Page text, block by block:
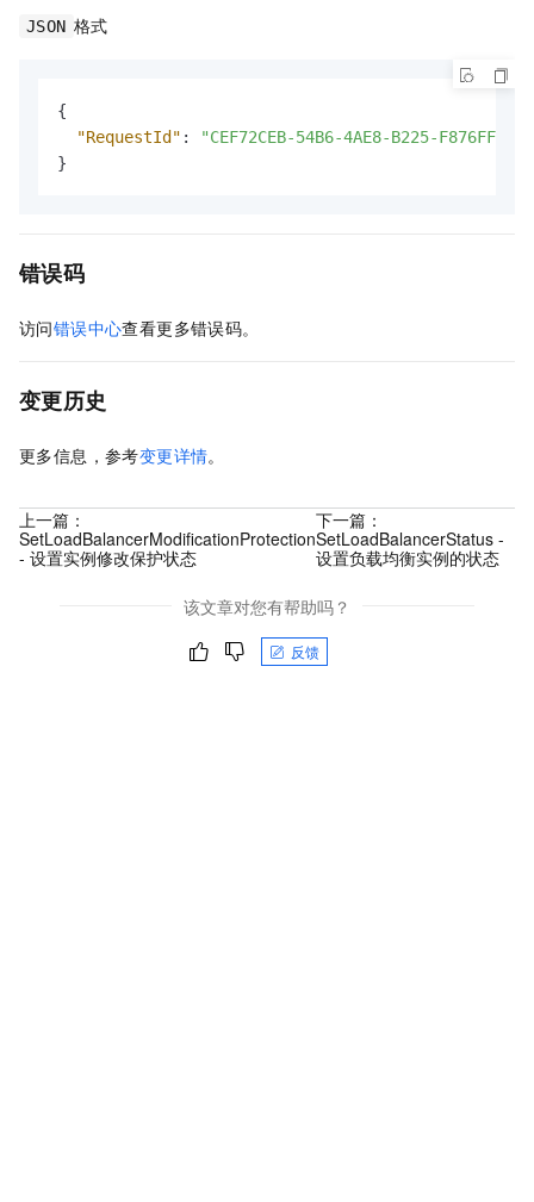
JSON 格式
{
"RequestId" :
"CEF72CEB-54B6-4AE8-B225-
}
错误码
访问错误中心查看更多错误码。
变更历史
更多信息，参考变更详情。
上一篇：
SetLoadBalancerModificationProtection
- 设置实例修改保护状态
下一篇：
SetLoadBalancerStatus -
设置负载均衡实例的状态
该文章对您有帮助吗？
反馈